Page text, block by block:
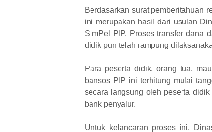
Berdasarkan surat pemberitahuan
ini merupakan hasil dari usulan
SimPel PIP. Proses transfer dana
didik pun telah rampung
Para peserta didik, orang tua,
bansos PIP ini terhitung mulai
secara langsung oleh peserta
bank penyalur.
Untuk kelancaran proses ini,